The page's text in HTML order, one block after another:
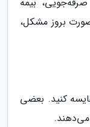
بروز مشکل،
کنید. بعضی
می‌دهند.